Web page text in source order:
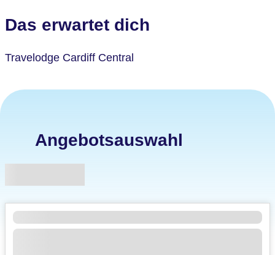
Das erwartet dich
Travelodge Cardiff Central
Angebotsauswahl